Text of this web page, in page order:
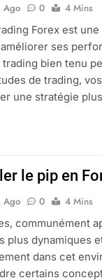
Ago 0
4 Mins
Forex est
ses
bien tenu
de trading,
une stratégie
le pip en
Ago 0
4 Mins
communément
plus dynamiques
dans cet
certains